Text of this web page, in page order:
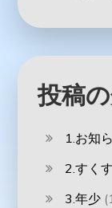
投稿
1.お知
2.すく
3.年少